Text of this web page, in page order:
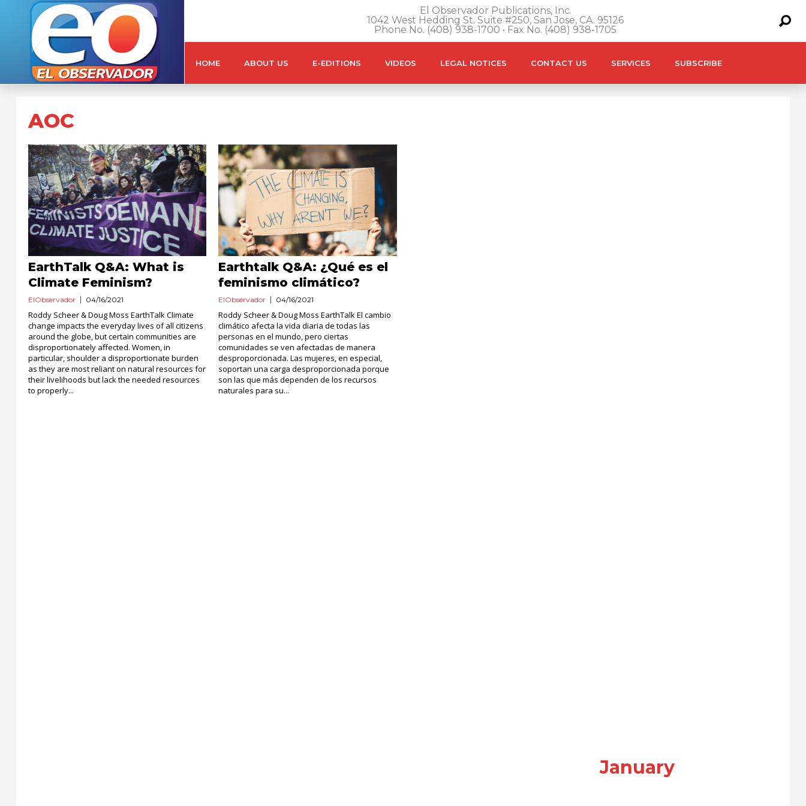
El Observador Publications, Inc.
1042 West Hedding St. Suite #250, San Jose, CA. 95126
Phone No. (408) 938-1700 • Fax No. (408) 938-1705
HOME ABOUT US E-EDITIONS VIDEOS LEGAL NOTICES CONTACT US SERVICES SUBSCRIBE
AOC
EarthTalk Q&A: What is
Climate Feminism?
ElObservador 04/16/2021
Roddy Scheer & Doug Moss EarthTalk Climate
change impacts the everyday lives of all citizens
around the globe, but certain communities are
disproportionately affected. Women, in
particular, shoulder a disproportionate burden
as they are most reliant on natural resources for
their livelihoods but lack the needed resources
to properly...
Earthtalk Q&A: ¿Qué es el
feminismo climático?
ElObservador 04/16/2021
Roddy Scheer & Doug Moss EarthTalk El cambio
climático afecta la vida diaria de todas las
personas en el mundo, pero ciertas
comunidades se ven afectadas de manera
desproporcionada. Las mujeres, en especial,
soportan una carga desproporcionada porque
son las que más dependen de los recursos
naturales para su...
January